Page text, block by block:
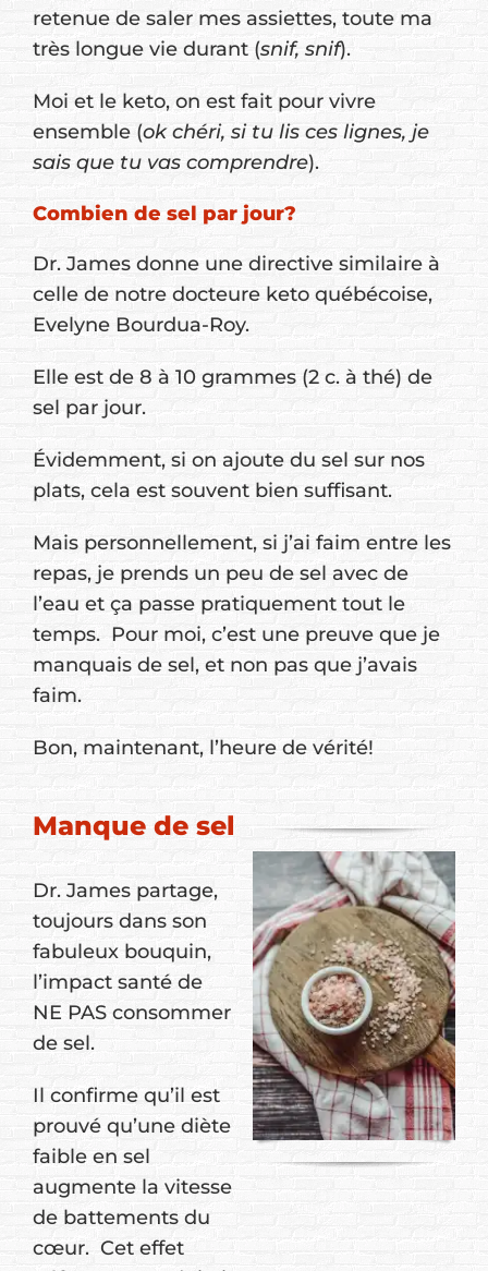
retenue de saler mes assiettes, toute ma
très longue vie durant (snif, snif).
Moi et le keto, on est fait pour vivre
ensemble (ok chéri, si tu lis ces lignes, je
sais que tu vas comprendre).
Combien de sel par jour?
Dr. James donne une directive similaire à
celle de notre docteure keto québécoise,
Evelyne Bourdua-Roy.
Elle est de 8 à 10 grammes (2 c. à thé) de
sel par jour.
Évidemment, si on ajoute du sel sur nos
plats, cela est souvent bien suffisant.
Mais personnellement, si j’ai faim entre les
repas, je prends un peu de sel avec de
l’eau et ça passe pratiquement tout le
temps. Pour moi, c’est une preuve que je
manquais de sel, et non pas que j’avais
faim.
Bon, maintenant, l’heure de vérité!
Manque de sel
Dr. James partage,
toujours dans son
fabuleux bouquin,
l’impact santé de
NE PAS consommer
de sel.
Il confirme qu’il est
prouvé qu’une diète
faible en sel
augmente la vitesse
de battements du
cœur. Cet effet